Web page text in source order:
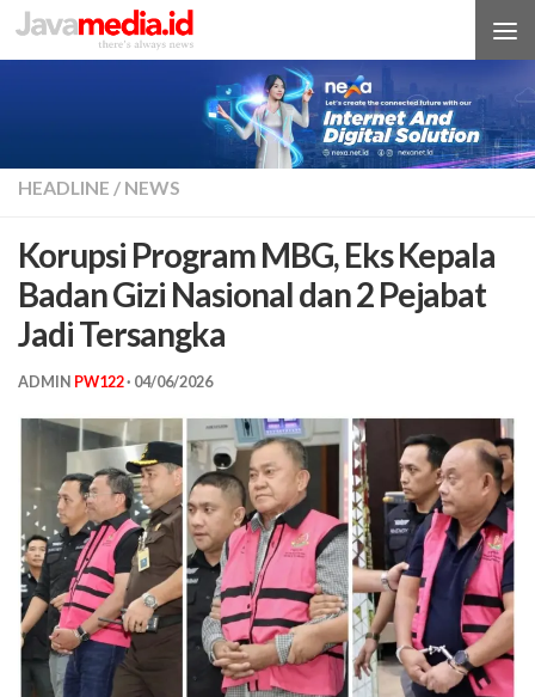
Skip to content
HEADLINE / NEWS
Korupsi Program MBG, Eks Kepala
Badan Gizi Nasional dan 2 Pejabat
Jadi Tersangka
ADMIN PW122· 04/06/2026